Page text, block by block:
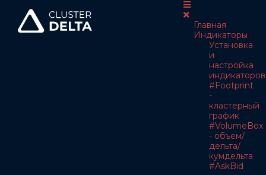
Главная
Индикаторы
Установка
и
настройка
индикаторов
#Footprint
-
кластерный
график
#VolumeBox
- объем/
дельта/
кумдельта
#AskBid